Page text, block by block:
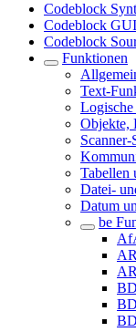
Codeblock
Codeblock
Codeblock
Funktionen
Text-
Objekte,
Scanner-
Tabellen
Datei-
Datum
be